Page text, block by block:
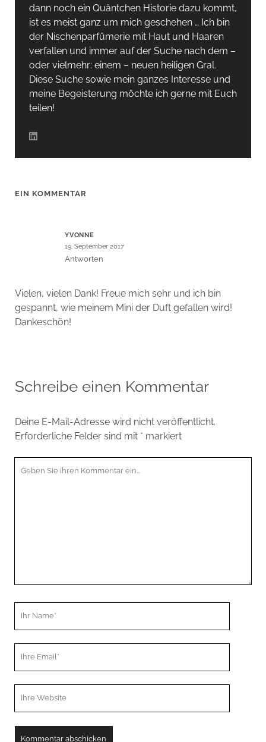
dann noch ein Quäntchen Historie dazu kommt,
ist es meist ganz um mich geschehen … Ich bin
der Nischenparfümerie mit Haut und Haaren
verfallen und immer auf der Suche nach dem –
oder vielmehr: einem – neuen heiligen Gral.
Diese Suche sowie mein ganzes Interesse und
meine Begeisterung möchte ich gerne mit Euch
teilen!
EIN KOMMENTAR
YVONNE
19. September 2017
Antworten
Vielen, vielen Dank! Freue mich sehr und ich bin
gespannt, wie meinem Mini der Duft gefallen wird!
Dankeschön!
Schreibe einen Kommentar
Deine E-Mail-Adresse wird nicht veröffentlicht.
Erforderliche Felder sind mit * markiert